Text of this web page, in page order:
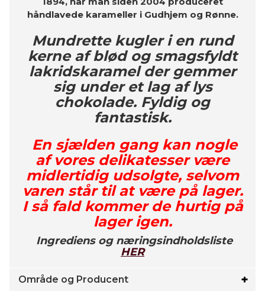
håndlavede karameller i Gudhjem og Rønne.
Mundrette kugler i en rund
kerne af blød og smagsfyldt
lakridskaramel der gemmer
sig under et lag af lys
chokolade. Fyldig og
fantastisk.
En sjælden gang kan nogle
af vores delikatesser være
midlertidig udsolgte, selvom
varen står til at være på lager.
I så fald kommer de hurtig på
lager igen.
Ingrediens og næringsindholdsliste
HER
Område og Producent